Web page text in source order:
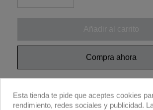
Compra ahora
acero negro.
Esta tienda te pide que aceptes cookies
rendimiento, redes sociales y publicidad.